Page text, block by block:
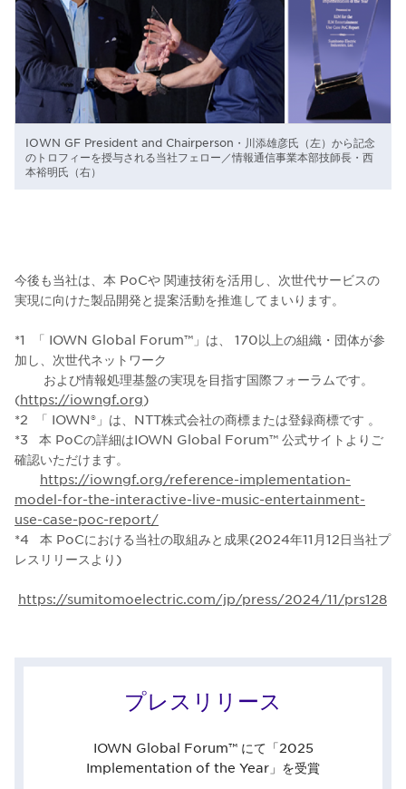
IOWN GF President and Chairperson・川添雄彦氏（左）から記念
のトロフィーを授与される当社フェロー／情報通信事業本部技師長・西
本裕明氏（右）
今後も当社は、本 PoCや 関連技術を活用し、次世代サービスの
実現に向けた製品開発と提案活動を推進してまいります。
*1 「 IOWN Global Forum™」は、 170以上の組織・団体が参
加し、次世代ネットワーク
および情報処理基盤の実現を目指す国際フォーラムです。
(https://iowngf.org)
*2 「 IOWN®」は、NTT株式会社の商標または登録商標です 。
*3 本 PoCの詳細はIOWN Global Forum™ 公式サイトよりご
確認いただけます。
https://iowngf.org/reference-implementation-
model-for-the-interactive-live-music-entertainment-
use-case-poc-report/
*4 本 PoCにおける当社の取組みと成果(2024年11月12日当社プ
レスリリースより)
https://sumitomoelectric.com/jp/press/2024/11/prs128
プレスリリース
IOWN Global Forum™ にて「2025
Implementation of the Year」を受賞